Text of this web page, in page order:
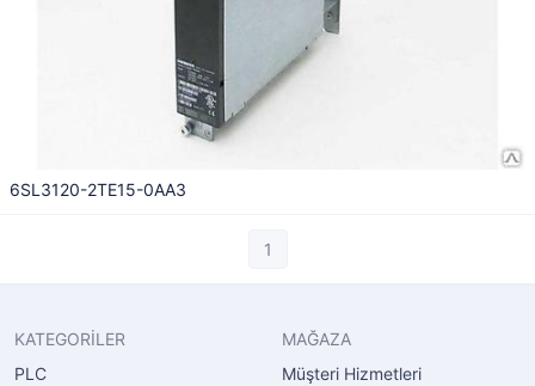
6SL3120-2TE15-0AA3
1
KATEGORİLER
PLC
MAĞAZA
Müşteri Hizmetleri